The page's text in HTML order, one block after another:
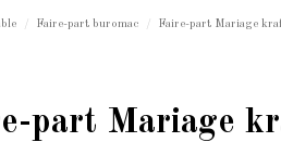
Faire-part buromac Faire-part Mariage
part Mariage